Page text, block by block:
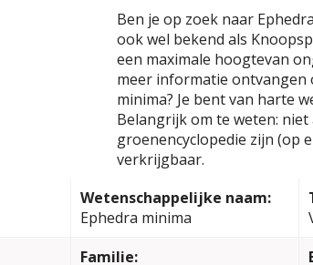
Ben je op zoek naar
ook wel bekend als
een maximale hoogtevan
meer informatie ontvangen
minima? Je bent van harte
Belangrijk om te weten:
groenencyclopedie zijn (op
verkrijgbaar.
Wetenschappelijke naam:
Ephedra minima
Familie: